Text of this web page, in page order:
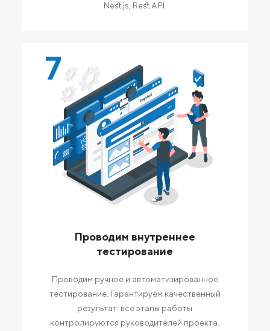
Nest.js, Rest API.
7
Проводим внутреннее
тестирование
Проводим ручное и автоматизированное
тестирование. Гарантируем качественный
результат: все этапы работы
контролируются руководителей проекта.